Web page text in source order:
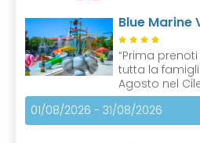
Blue Marine
“Prima
tutta la
Agosto nel
01/08/2026 - 31/08/2026